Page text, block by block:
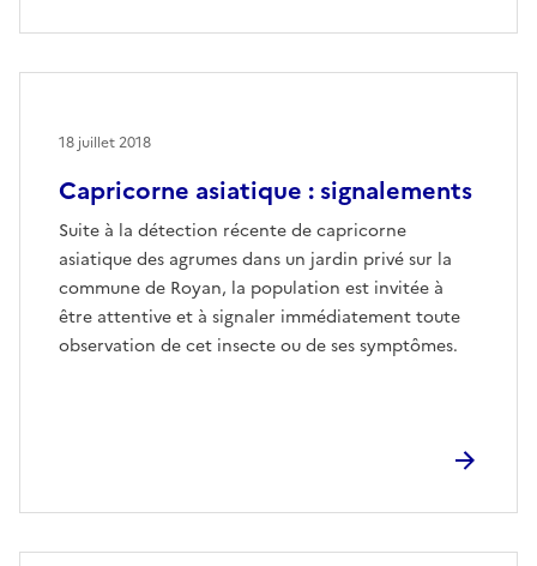
Capricorne asiatique : signalements
Suite à la détection récente de capricorne
asiatique des agrumes dans un jardin privé sur la
commune de Royan, la population est invitée à
être attentive et à signaler immédiatement toute
observation de cet insecte ou de ses symptômes.
18 juillet 2018